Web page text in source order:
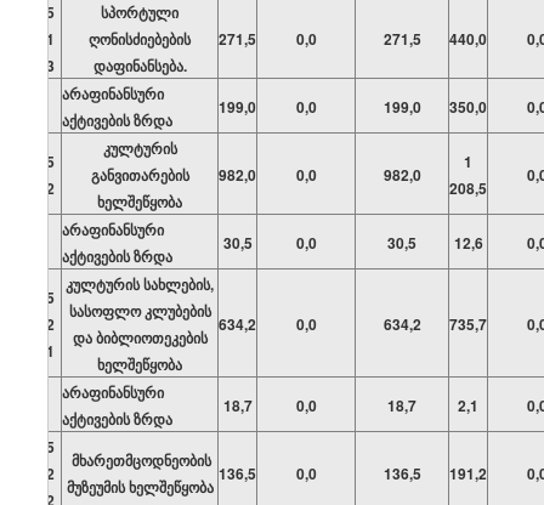
05
01
03
სპორტული
ღონისძიებების
დაფინანსება.
271,5 0,0 271,5 440,0
არაფინანსური
აქტივების ზრდა
199,0 0,0 199,0 350,0
05
02
კულტურის
განვითარების
ხელშეწყობა
982,0 0,0 982,0
1
208,5
არაფინანსური
აქტივების ზრდა
30,5 0,0 30,5 12,6
05
02
01
კულტურის სახლების,
სასოფლო კლუბების
და ბიბლიოთეკების
ხელშეწყობა
634,2 0,0 634,2 735,7
არაფინანსური
აქტივების ზრდა
18,7 0,0 18,7 2,1
05
02
02
მხარეთმცოდნეობის
მუზეუმის ხელშეწყობა
136,5 0,0 136,5 191,2